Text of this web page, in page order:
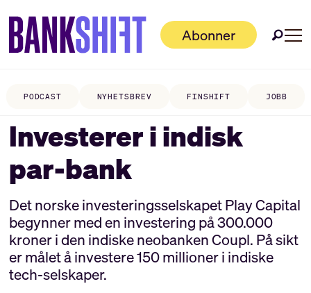
Abonner
PODCAST NYHETSBREV FINSHIFT JOBB
Investerer i indisk
par-bank
Det norske investeringsselskapet Play Capital
begynner med en investering på 300.000
kroner i den indiske neobanken Coupl. På sikt
er målet å investere 150 millioner i indiske
tech-selskaper.